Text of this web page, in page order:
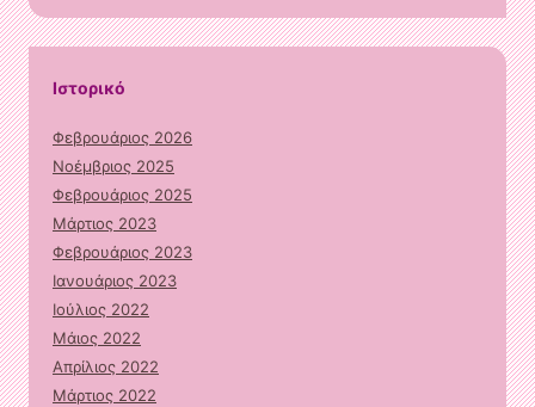
Ιστορικό
Φεβρουάριος 2026
Νοέμβριος 2025
Φεβρουάριος 2025
Μάρτιος 2023
Φεβρουάριος 2023
Ιανουάριος 2023
Ιούλιος 2022
Μάιος 2022
Απρίλιος 2022
Μάρτιος 2022